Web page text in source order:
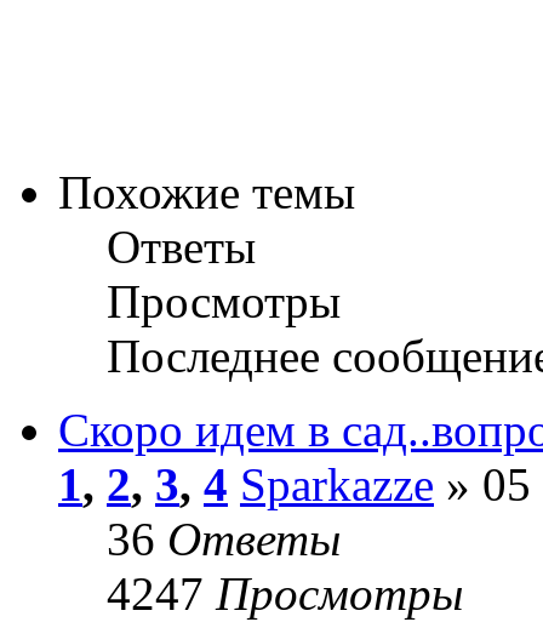
Похожие темы
Ответы
Просмотры
Последнее
Скоро идем в
1, 2, 3, 4 Sparkazze »
36 Ответы
4247 Просмотры